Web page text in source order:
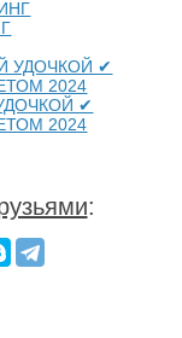
✔
2024
: